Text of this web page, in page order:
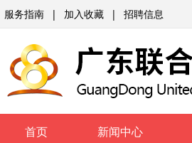
服务指南 | 加入收藏 | 招聘信息
首页 新闻中心